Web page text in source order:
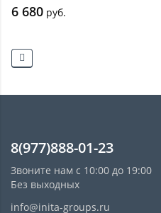
6 680 руб.
8(977)888-01-23
Звоните нам с 10:00 до 19:00
Без выходных
info@inita-groups.ru